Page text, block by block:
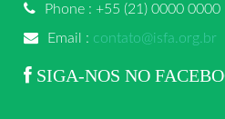
Phone : +55 (21) 0000 0000
Email : contato@isfa.org.br
SIGA-NOS NO